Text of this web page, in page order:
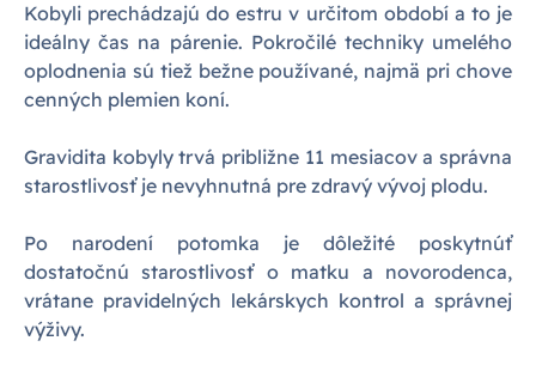
Kobyli prechádzajú do estru v určitom období a to je
ideálny čas na párenie. Pokročilé techniky umelého
oplodnenia sú tiež bežne používané, najmä pri chove
cenných plemien koní.
Gravidita kobyly trvá približne 11 mesiacov a správna
starostlivosť je nevyhnutná pre zdravý vývoj plodu.
Po narodení potomka je dôležité poskytnúť
dostatočnú starostlivosť o matku a novorodenca,
vrátane pravidelných lekárskych kontrol a správnej
výživy.